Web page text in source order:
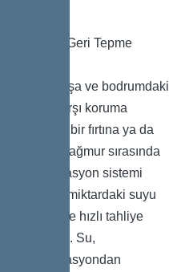
Kessel Geri Tepme
Geri akışa ve bodrumdaki
suya karşı koruma
Şiddetli bir fırtına ya da
yoğun yağmur sırasında
kanalizasyon sistemi
yüksek miktardaki suyu
yeterince hızlı tahliye
edemez. Su,
kanalizasyondan